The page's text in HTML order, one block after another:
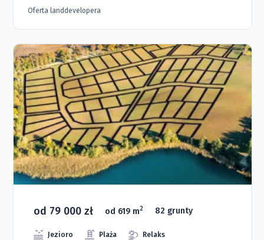
Oferta landdevelopera
od 79 000 zł od 619 m2 82 grunty
Jezioro Plaża Relaks